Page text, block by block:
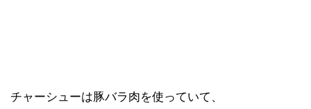
チャーシューは豚バラ肉を使っていて、